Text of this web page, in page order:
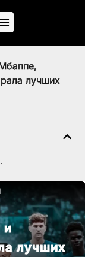
лучших
и
лучших